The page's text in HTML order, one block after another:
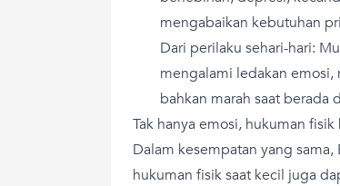
mengabaikan kebutuhan
Dari perilaku sehari-hari:
mengalami ledakan
bahkan marah saat berada
Tak hanya emosi, hukuman
Dalam kesempatan yang
hukuman fisik saat kecil juga